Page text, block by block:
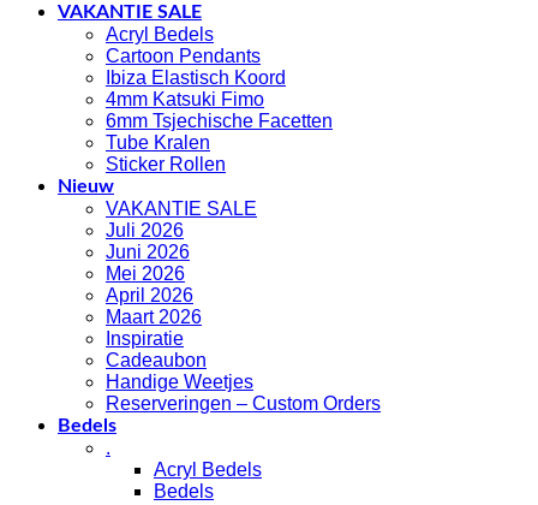
VAKANTIE SALE
Acryl Bedels
Cartoon Pendants
Ibiza Elastisch Koord
4mm Katsuki Fimo
6mm Tsjechische Facetten
Tube Kralen
Sticker Rollen
Nieuw
VAKANTIE SALE
Juli 2026
Juni 2026
Mei 2026
April 2026
Maart 2026
Inspiratie
Cadeaubon
Handige Weetjes
Reserveringen – Custom Orders
Bedels
.
Acryl Bedels
Bedels